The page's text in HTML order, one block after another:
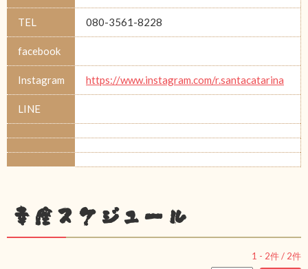
TEL 080-3561-8228
facebook
Instagram https://www.instagram.com/r.santacatarina
LINE
幸座スケジュール
1 - 2件 / 2件